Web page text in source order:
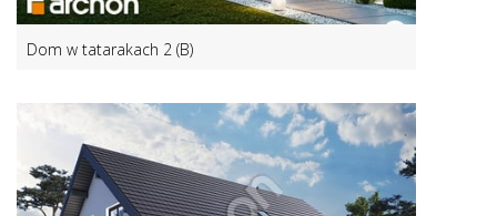
Dom w tatarakach 2 (B)